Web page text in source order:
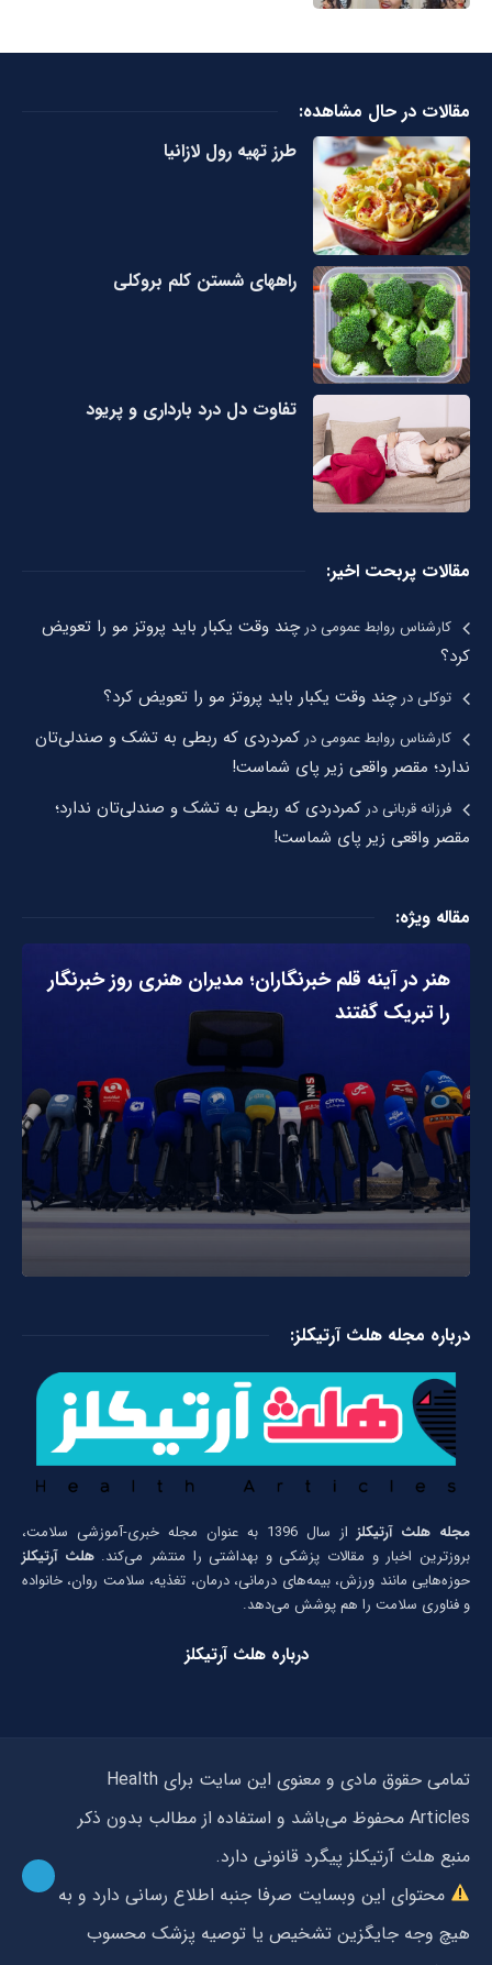
مقالات در حال مشاهده:
طرز تهیه رول لازانیا
راههای شستن کلم بروکلی
تفاوت دل درد بارداری و پریود
مقالات پربحت اخیر:
کارشناس روابط عمومیدرچند وقت یکبار باید پروتز مو را تعویض
کرد؟
توکلیدرچند وقت یکبار باید پروتز مو را تعویض کرد؟
کارشناس روابط عمومیدرکمردردی که ربطی به تشک و صندلی‌تان
ندارد؛ مقصر واقعی زیر پای شماست!
فرزانه قربانیدرکمردردی که ربطی به تشک و صندلی‌تان ندارد؛
مقصر واقعی زیر پای شماست!
مقاله ویژه:
هنر در آینه قلم خبرنگاران؛ مدیران هنری روز خبرنگار
را تبریک گفتند
درباره مجله هلث آرتیکلز:
مجله هلث آرتیکلز
از سال 1396 به عنوان مجله خبری-آموزشی سلامت،
بروزترین اخبار و مقالات پزشکی و بهداشتی را منتشر می‌کند.هلث آرتیکلز
حوزه‌هایی مانند ورزش، بیمه‌های درمانی، درمان، تغذیه، سلامت روان، خانواده
و فناوری سلامت را هم پوشش می‌دهد.
درباره هلث آرتیکلز
تمامی حقوق مادی و معنوی این سایت برای Health
Articles محفوظ می‌باشد و استفاده از مطالب بدون ذکر
منبع هلث آرتیکلز پیگرد قانونی دارد.
محتوای این وبسایت صرفا جنبه اطلاع رسانی دارد و به
هیچ وجه جایگزین تشخیص یا توصیه پزشک محسوب